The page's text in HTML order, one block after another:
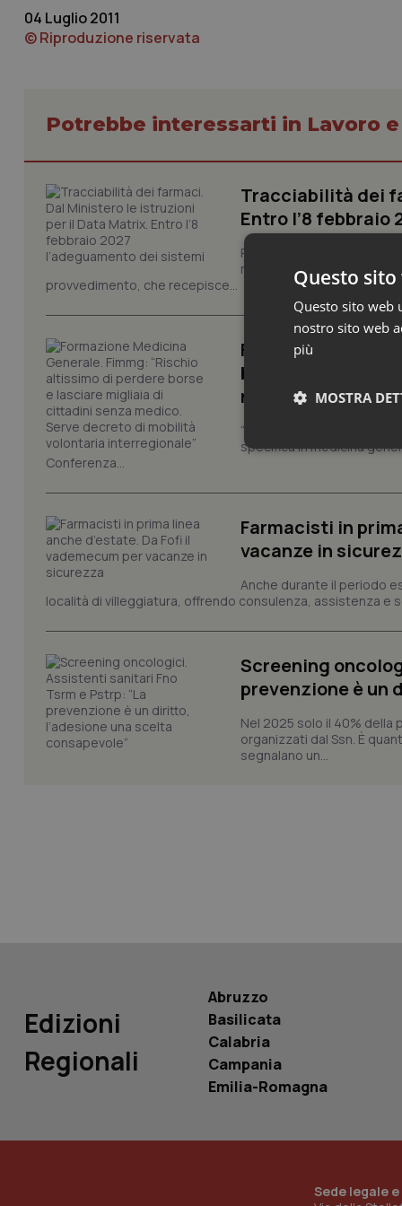
04 Luglio 2011
© Riproduzione riservata
Potrebbe interessarti in Lavoro
Tracciabilità dei
Entro l’8 febbraio
Pronta la circolare con le
modello europeo di
provvedimento, che recepisce...
Formazione
borse e lasciare
mobilità
“Come Paese non
specifica in medicina
Conferenza...
Farmacisti in
vacanze in
Anche durante il periodo
località di villeggiatura, offrendo consulenza, assistenza e
Screening
prevenzione è un
Nel 2025 solo il 40% della
organizzati dal Ssn. È
segnalano un...
Edizioni
Regionali
Abruzzo
Basilicata
Calabria
Campania
Emilia-Romagna
Sede legale
Questo
Questo sito web
nostro sito web
più
MOSTRA
I cookie necessari
_ga_KM60CM4NPH